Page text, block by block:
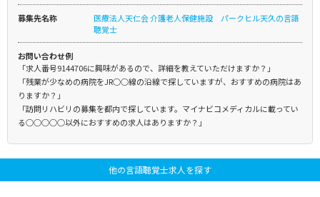
募集先名称
医療法人天仁会 介護老人保健施設 パークヒル天久の言語
聴覚士
お問い合わせ例
「求人番号9144706に興味があるので、詳細を教えていただけますか？」
「残業が少なめの病院をJR○○線の沿線で探していますが、おすすめの病院はあ
りますか？」
「訪問リハビリの募集を都内で探しています。マイナビコメディカルに載ってい
る○○○○○以外におすすめの求人はありますか？」
他の言語聴覚士求人を探す